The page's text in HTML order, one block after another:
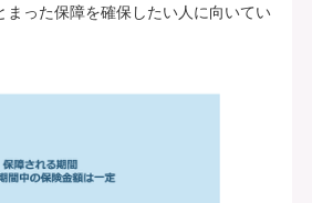
まった保障を確保したい人に向いてい